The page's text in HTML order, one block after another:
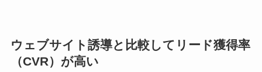
ウェブサイト誘導と比較してリード獲得率
（CVR）が高い